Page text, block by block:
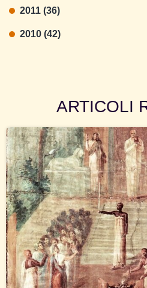
2011 (36)
2010 (42)
ARTICOLI